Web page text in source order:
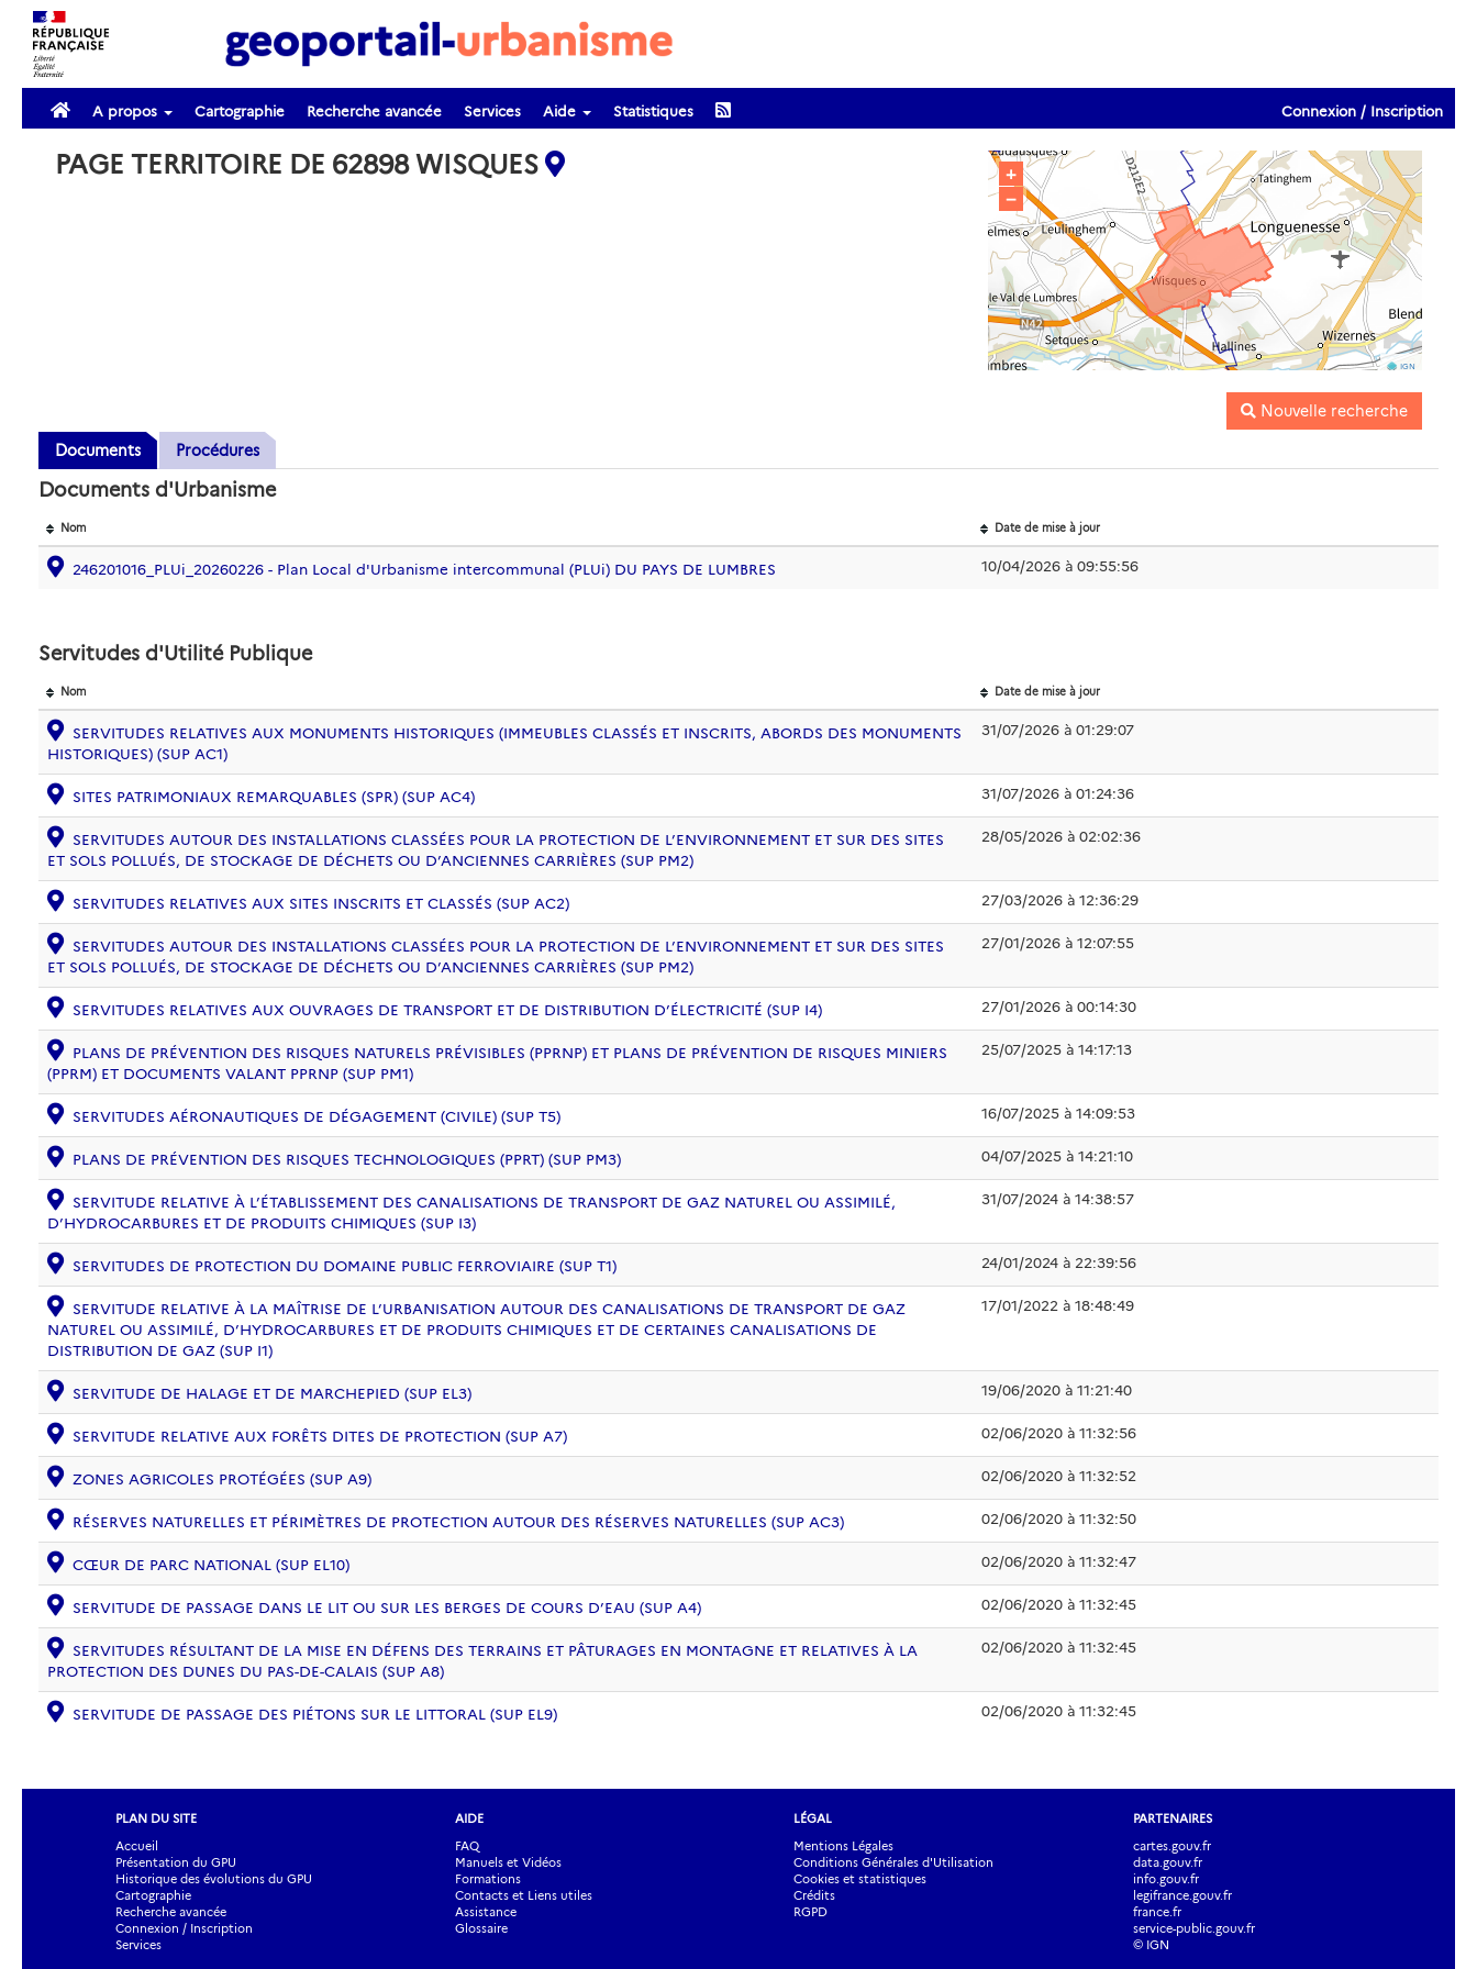
A propos Cartographie Recherche avancée Services Aide Statistiques Connexion / Inscription
PAGE TERRITOIRE DE 62898 WISQUES
+
−
IGN
Nouvelle recherche
Documents
Procédures
Documents d'Urbanisme
Nom Date de mise à jour
246201016_PLUi_20260226 - Plan Local d'Urbanisme intercommunal (PLUi) DU PAYS DE LUMBRES 10/04/2026 à 09:55:56
Servitudes d'Utilité Publique
Nom Date de mise à jour
SERVITUDES RELATIVES AUX MONUMENTS HISTORIQUES (IMMEUBLES CLASSÉS ET INSCRITS, ABORDS DES MONUMENTS
HISTORIQUES) (SUP AC1)
31/07/2026 à 01:29:07
SITES PATRIMONIAUX REMARQUABLES (SPR) (SUP AC4) 31/07/2026 à 01:24:36
SERVITUDES AUTOUR DES INSTALLATIONS CLASSÉES POUR LA PROTECTION DE L’ENVIRONNEMENT ET SUR DES SITES
ET SOLS POLLUÉS, DE STOCKAGE DE DÉCHETS OU D’ANCIENNES CARRIÈRES (SUP PM2)
28/05/2026 à 02:02:36
SERVITUDES RELATIVES AUX SITES INSCRITS ET CLASSÉS (SUP AC2) 27/03/2026 à 12:36:29
SERVITUDES AUTOUR DES INSTALLATIONS CLASSÉES POUR LA PROTECTION DE L’ENVIRONNEMENT ET SUR DES SITES
ET SOLS POLLUÉS, DE STOCKAGE DE DÉCHETS OU D’ANCIENNES CARRIÈRES (SUP PM2)
27/01/2026 à 12:07:55
SERVITUDES RELATIVES AUX OUVRAGES DE TRANSPORT ET DE DISTRIBUTION D’ÉLECTRICITÉ (SUP I4) 27/01/2026 à 00:14:30
PLANS DE PRÉVENTION DES RISQUES NATURELS PRÉVISIBLES (PPRNP) ET PLANS DE PRÉVENTION DE RISQUES MINIERS
(PPRM) ET DOCUMENTS VALANT PPRNP (SUP PM1)
25/07/2025 à 14:17:13
SERVITUDES AÉRONAUTIQUES DE DÉGAGEMENT (CIVILE) (SUP T5) 16/07/2025 à 14:09:53
PLANS DE PRÉVENTION DES RISQUES TECHNOLOGIQUES (PPRT) (SUP PM3) 04/07/2025 à 14:21:10
SERVITUDE RELATIVE À L’ÉTABLISSEMENT DES CANALISATIONS DE TRANSPORT DE GAZ NATUREL OU ASSIMILÉ,
D’HYDROCARBURES ET DE PRODUITS CHIMIQUES (SUP I3)
31/07/2024 à 14:38:57
SERVITUDES DE PROTECTION DU DOMAINE PUBLIC FERROVIAIRE (SUP T1) 24/01/2024 à 22:39:56
SERVITUDE RELATIVE À LA MAÎTRISE DE L’URBANISATION AUTOUR DES CANALISATIONS DE TRANSPORT DE GAZ
NATUREL OU ASSIMILÉ, D’HYDROCARBURES ET DE PRODUITS CHIMIQUES ET DE CERTAINES CANALISATIONS DE
DISTRIBUTION DE GAZ (SUP I1)
17/01/2022 à 18:48:49
SERVITUDE DE HALAGE ET DE MARCHEPIED (SUP EL3) 19/06/2020 à 11:21:40
SERVITUDE RELATIVE AUX FORÊTS DITES DE PROTECTION (SUP A7) 02/06/2020 à 11:32:56
ZONES AGRICOLES PROTÉGÉES (SUP A9) 02/06/2020 à 11:32:52
RÉSERVES NATURELLES ET PÉRIMÈTRES DE PROTECTION AUTOUR DES RÉSERVES NATURELLES (SUP AC3) 02/06/2020 à 11:32:50
CŒUR DE PARC NATIONAL (SUP EL10) 02/06/2020 à 11:32:47
SERVITUDE DE PASSAGE DANS LE LIT OU SUR LES BERGES DE COURS D’EAU (SUP A4) 02/06/2020 à 11:32:45
SERVITUDES RÉSULTANT DE LA MISE EN DÉFENS DES TERRAINS ET PÂTURAGES EN MONTAGNE ET RELATIVES À LA
PROTECTION DES DUNES DU PAS-DE-CALAIS (SUP A8)
02/06/2020 à 11:32:45
SERVITUDE DE PASSAGE DES PIÉTONS SUR LE LITTORAL (SUP EL9) 02/06/2020 à 11:32:45
PLAN DU SITE
Accueil
Présentation du GPU
Historique des évolutions du GPU
Cartographie
Recherche avancée
Connexion / Inscription
Services
AIDE
FAQ
Manuels et Vidéos
Formations
Contacts et Liens utiles
Assistance
Glossaire
LÉGAL
Mentions Légales
Conditions Générales d'Utilisation
Cookies et statistiques
Crédits
RGPD
PARTENAIRES
cartes.gouv.fr
data.gouv.fr
info.gouv.fr
legifrance.gouv.fr
france.fr
service-public.gouv.fr
© IGN